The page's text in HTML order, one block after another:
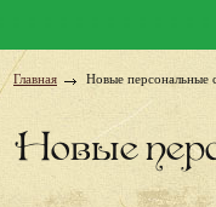
Главная Новые персональные
Новые